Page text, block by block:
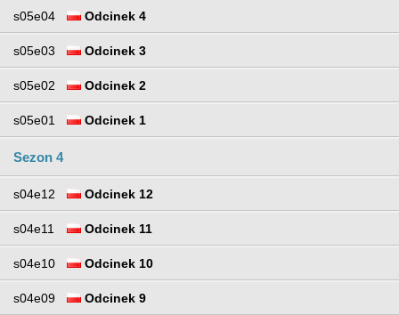
s05e04 Odcinek 4
s05e03 Odcinek 3
s05e02 Odcinek 2
s05e01 Odcinek 1
Sezon 4
s04e12 Odcinek 12
s04e11 Odcinek 11
s04e10 Odcinek 10
s04e09 Odcinek 9